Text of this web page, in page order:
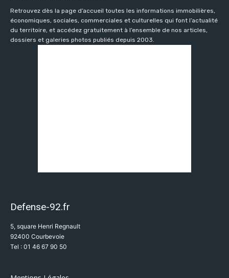
Retrouvez dès la page d’accueil toutes les informations immobilières,
économiques, sociales, commerciales et culturelles qui font l’actualité
du territoire, et accédez gratuitement à l’ensemble de nos articles,
dossiers et galeries photos publiés depuis 2003.
Defense-92.fr
5, square Henri Regnault
92400 Courbevoie
Tel : 01 46 67 90 50